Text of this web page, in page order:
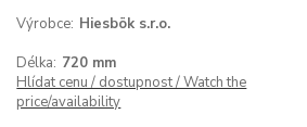
Výrobce: Hiesbök s.r.o.
Délka: 720 mm
Hlídat cenu / dostupnost / Watch the
price/availability